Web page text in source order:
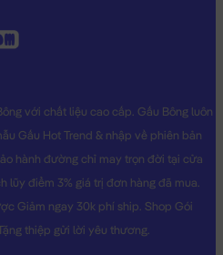
với chất liệu cao cấp. Gấu Bông luôn
Gấu Hot Trend & nhập về phiên bản
hành đường chỉ may trọn đời tại cửa
lũy điểm 3% giá trị đơn hàng đã mua.
Giảm ngay 30k phí ship. Shop Gói
thiệp gửi lời yêu thương.